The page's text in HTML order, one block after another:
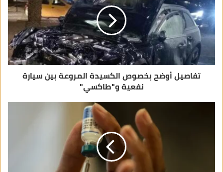
ك
ت
ر
و
ن
تفاصيل أوضح بخصوص الكسيدة المروعة بين سيارة
نفعية و"طاكسي"